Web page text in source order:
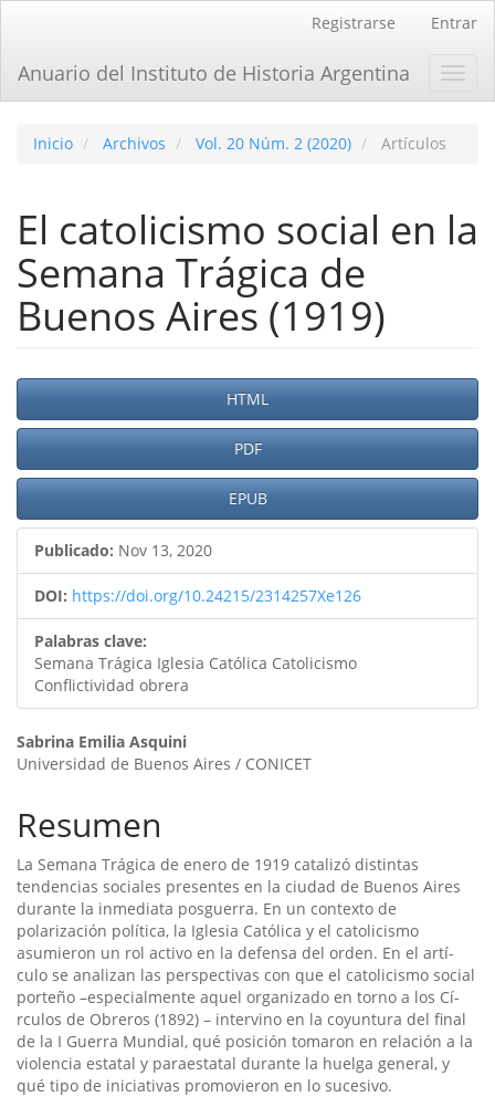
principal
Barra
Registrarse Entrar
Anuario del Instituto de Historia Argentina
Inicio Archivos Vol. 20 Núm. 2 (2020) Artículos
El catolicismo social en la
Semana Trágica de
Buenos Aires (1919)
Barra
lateral
del
artículo
HTML
PDF
EPUB
Publicado: Nov 13, 2020
DOI: https://doi.org/10.24215/2314257Xe126
Palabras clave:
Semana Trágica Iglesia Católica Catolicismo
Conflictividad obrera
Contenido
principal
del
artículo
Sabrina Emilia Asquini
Universidad de Buenos Aires / CONICET
Resumen
La Semana Trágica de enero de 1919 catalizó distintas
tendencias sociales presentes en la ciudad de Buenos Aires
durante la inmediata posguerra. En un contexto de
polarización polí­tica, la Iglesia Católica y el catolicismo
asumieron un rol activo en la defensa del orden. En el artí­
culo se analizan las perspectivas con que el catolicismo social
porteño –especialmente aquel organizado en torno a los Cí­
rculos de Obreros (1892) – intervino en la coyuntura del final
de la I Guerra Mundial, qué posición tomaron en relación a la
violencia estatal y paraestatal durante la huelga general, y
qué tipo de iniciativas promovieron en lo sucesivo.